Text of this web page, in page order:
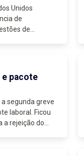
Unidos
de
de
e pacote
segunda greve
laboral. Ficou
a rejeição do